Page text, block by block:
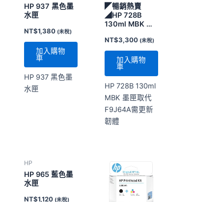
HP 937 黑色墨
水匣
NT$1,380 (未稅)
加入購物
車
HP 937 黑色墨
水匣
◤暢銷熱賣
◢HP 728B
130ml MBK 墨
需更新韌體
NT$3,300 (未稅)
加入購物
車
HP 728B 130ml
MBK 墨匣取代
F9J64A需更新
韌體
HP
HP 965 藍色墨
水匣
NT$1,120 (未稅)